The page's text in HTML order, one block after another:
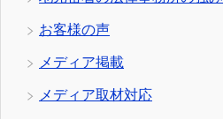
お客様の声
メディア掲載
メディア取材対応